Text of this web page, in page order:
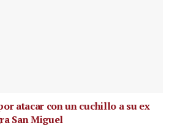
atacar con un cuchillo a su ex
San Miguel